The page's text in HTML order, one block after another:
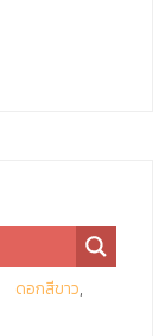
ดอกสีขาว